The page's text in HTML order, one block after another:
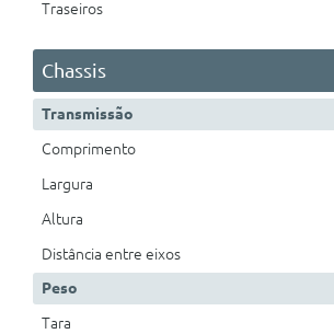
Traseiros
Chassis
Transmissão
Comprimento
Largura
Altura
Distância entre eixos
Peso
Tara